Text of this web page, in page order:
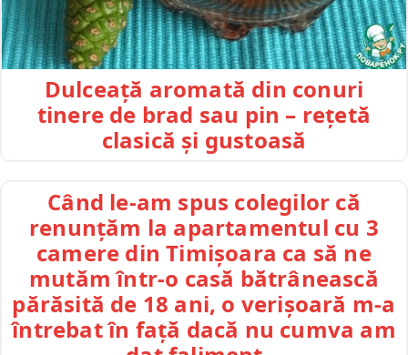
Dulceață aromată din conuri
tinere de brad sau pin – rețetă
clasică și gustoasă
Când le-am spus colegilor că
renunțăm la apartamentul cu 3
camere din Timișoara ca să ne
mutăm într-o casă bătrânească
părăsită de 18 ani, o verișoară m-a
întrebat în față dacă nu cumva am